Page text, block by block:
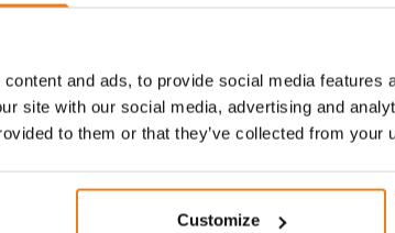
and ads, to provide social media features
site with our social media, advertising and
to them or that they’ve collected from your
Customize
Zobacz więcej